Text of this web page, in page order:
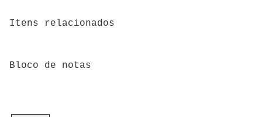
Itens relacionados
Bloco de notas